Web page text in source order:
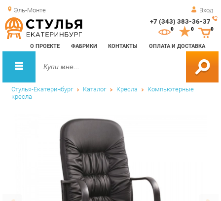
Эль-Монте Вход
+7 (343) 383-36-37
О ПРОЕКТЕ ФАБРИКИ КОНТАКТЫ ОПЛАТА И ДОСТАВКА
0 0
Стулья-Екатеринбург Каталог Кресла Компьютерные
кресла